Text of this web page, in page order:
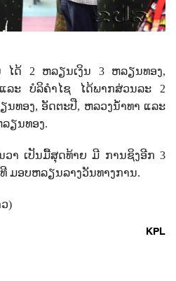
ໄດ້ 2 ຫລຽນເງິນ 3 ຫລຽນທອງ,
ແລະ ບໍລິຄຳໄຊ ໄດ້ພາກສ່ວນລະ2
ນທອງ, ອັດຕະປື, ຫລວງນໍ້າທາ ແລະ
ຽນທອງ.
ວາ ເປັນມື້ສຸດທ້າຍ ມີ ການຊິງອີກ 3
ມອບຫລຽນລາງວັນທາງການ.
)
KPL